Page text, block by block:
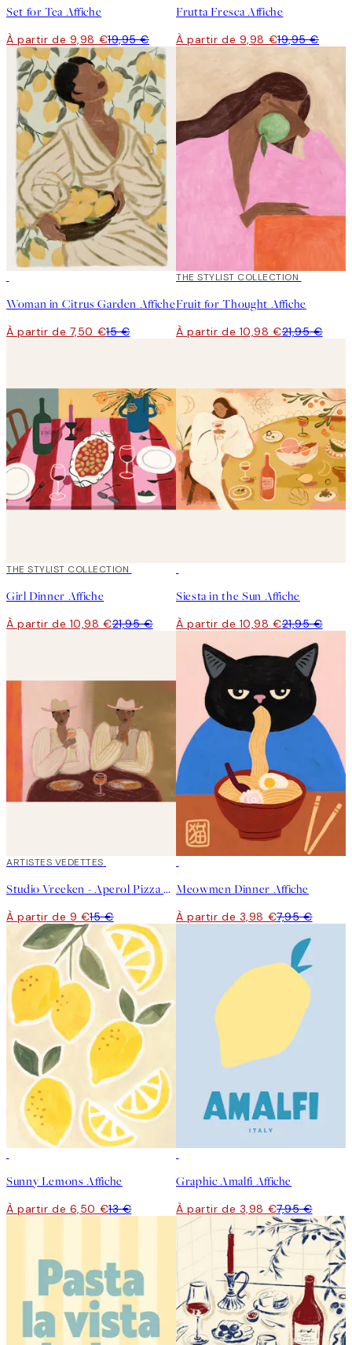
Set for Tea Affiche
À partir de 9,98 €19,95 €
Frutta Fresca Affiche
À partir de 9,98 €19,95 €
Woman in Citrus Garden Affiche
À partir de 7,50 €15 €
50%*
THE STYLIST COLLECTION
Fruit for Thought Affiche
À partir de 10,98 €21,95 €
50%*
THE STYLIST COLLECTION
Girl Dinner Affiche
À partir de 10,98 €21,95 €
Siesta in the Sun Affiche
À partir de 10,98 €21,95 €
40%*
ARTISTES VEDETTES
Studio Vreeken - Aperol Pizza Party Affiche
À partir de 9 €15 €
Meowmen Dinner Affiche
À partir de 3,98 €7,95 €
Sunny Lemons Affiche
À partir de 6,50 €13 €
Graphic Amalfi Affiche
À partir de 3,98 €7,95 €